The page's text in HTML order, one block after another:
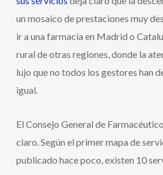
un mosaico de prestaciones muy
ir a una farmacia en Madrid o
rural de otras regiones, donde la
lujo que no todos los gestores han
igual.
El Consejo General de
claro. Según el primer mapa de
publicado hace poco, existen 10